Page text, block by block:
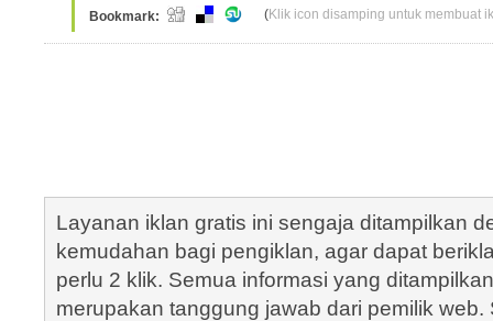
Bookmark:
(Klik icon disamping untuk membuat
Layanan iklan gratis ini sengaja ditampilkan
kemudahan bagi pengiklan, agar dapat
perlu 2 klik. Semua informasi yang
merupakan tanggung jawab dari pemilik